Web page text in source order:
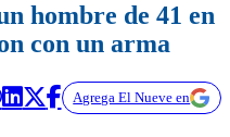
hombre de 41 en
con un arma
Agrega El Nueve en